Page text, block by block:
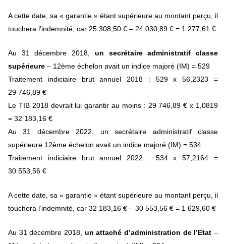
A cette date, sa « garantie » étant supérieure au montant perçu, il
touchera l’indemnité, car 25 308,50 € – 24 030,89 € = 1 277,61 €
Au 31 décembre 2018, un secrétaire administratif classe
supérieure – 12ème échelon avait un indice majoré (IM) = 529
Traitement indiciaire brut annuel 2018 : 529 x 56,2323 =
29 746,89 €
Le TIB 2018 devrait lui garantir au moins : 29 746,89 € x 1,0819
= 32 183,16 €
Au 31 décembre 2022, un secrétaire administratif classe
supérieure 12ème échelon avait un indice majoré (IM) = 534
Traitement indiciaire brut annuel 2022 : 534 x 57,2164 =
30 553,56 €
A cette date, sa « garantie » étant supérieure au montant perçu, il
touchera l’indemnité, car 32 183,16 € – 30 553,56 € = 1 629,60 €
Au 31 décembre 2018, un attaché d’administration de l’Etat–